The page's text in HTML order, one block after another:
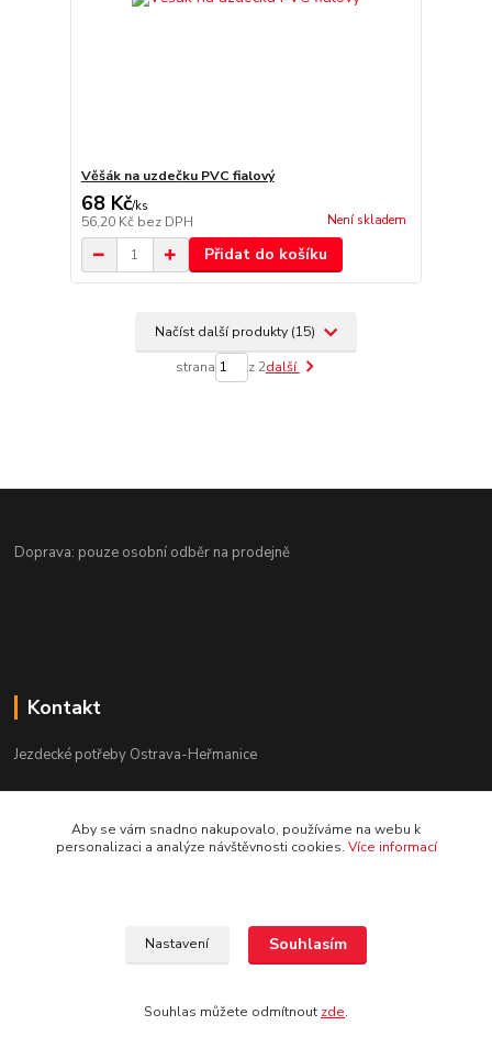
Věšák na uzdečku PVC fialový
68 Kč/ks
56,20 Kč bez DPH Není skladem
Přidat do košíku
Načíst další produkty (15)
strana z 2další
Doprava: pouze osobní odběr na prodejně
Kontakt
Jezdecké potřeby Ostrava-Heřmanice
Po-Pá 9:30 - 17:30
Aby se vám snadno nakupovalo, používáme na webu k
personalizaci a analýze návštěvnosti cookies. Více informací
Nastavení Souhlasím
Souhlas můžete odmítnout zde.